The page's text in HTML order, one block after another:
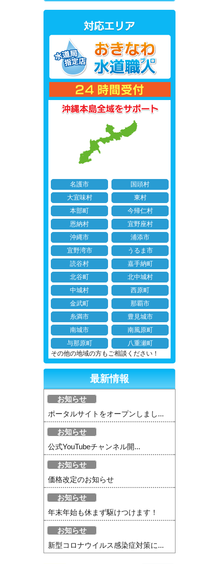
名護市
国頭村
大宜味村
東村
本部町
今帰仁村
恩納村
宜野座村
沖縄市
浦添市
宜野湾市
うるま市
読谷村
嘉手納町
北谷町
北中城村
中城村
西原町
金武町
那覇市
糸満市
豊見城市
南城市
南風原町
与那原町
八重瀬町
その他の地域の方もご相談ください！
最新情報
お知らせ
ポータルサイトをオープンしまし...
お知らせ
公式YouTubeチャンネル開...
お知らせ
価格改定のお知らせ
お知らせ
年末年始も休まず駆けつけます！
お知らせ
新型コロナウイルス感染症対策に...